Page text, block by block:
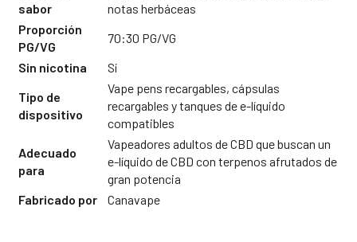
sabor
notas herbáceas
Proporción
PG/VG
70:30 PG/VG
Sin nicotina
Sí
Tipo de
dispositivo
Vape pens recargables, cápsulas
recargables y tanques de e-líquido
compatibles
Adecuado
para
Vapeadores adultos de CBD que buscan un
e-líquido de CBD con terpenos afrutados de
gran potencia
Fabricado por
Canavape